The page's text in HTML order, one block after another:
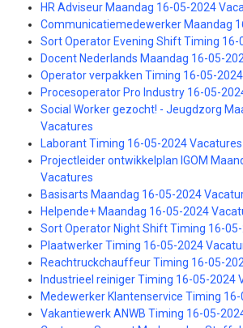
HR Adviseur Maandag 16-05-2024
Communicatiemedewerker Maandag
Sort Operator Evening Shift Timing
Docent Nederlands Maandag 16-05-
Operator verpakken Timing 16-05-
Procesoperator Pro Industry 16-05-
Social Worker gezocht! - Jeugdzorg
Vacatures
Laborant Timing 16-05-2024 Vacatures
Projectleider ontwikkelplan IGOM
Vacatures
Basisarts Maandag 16-05-2024
Helpende+ Maandag 16-05-2024
Sort Operator Night Shift Timing 16-
Plaatwerker Timing 16-05-2024
Reachtruckchauffeur Timing 16-05-
Industrieel reiniger Timing 16-05-2024
Medewerker Klantenservice Timing
Vakantiewerk ANWB Timing 16-05-